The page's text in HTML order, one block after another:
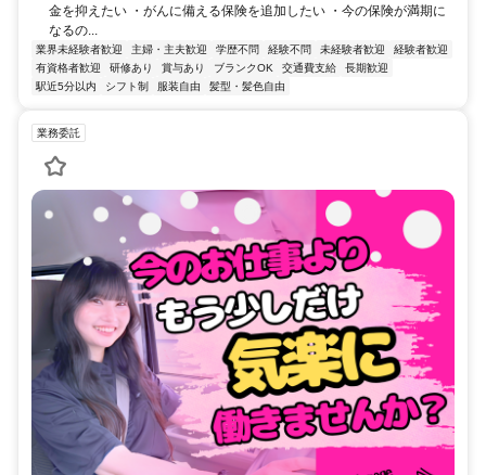
金を抑えたい ・がんに備える保険を追加したい ・今の保険が満期に
なるの...
業界未経験者歓迎 主婦・主夫歓迎 学歴不問 経験不問 未経験者歓迎
経験者歓迎
有資格者歓迎
研修あり 賞与あり ブランクOK 交通費支給
長期歓迎
駅近5分以内
シフト制 服装自由 髪型・髪色自由
業務委託